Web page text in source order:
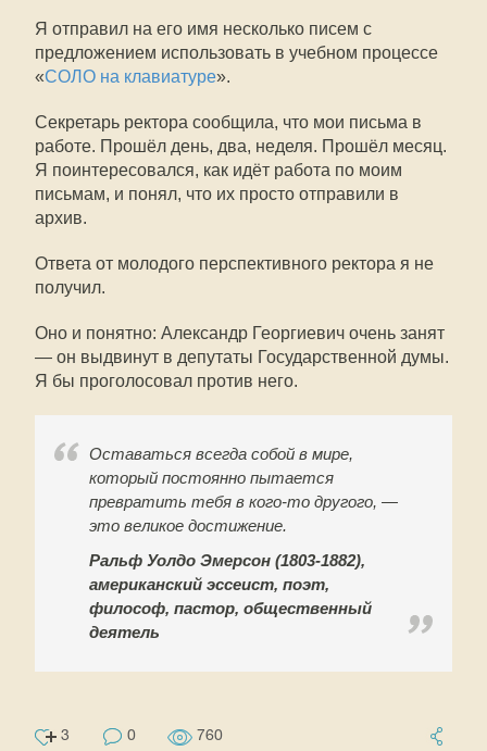
Я отправил на его имя несколько писем с
предложением использовать в учебном процессе
«СОЛО на клавиатуре».
Секретарь ректора сообщила, что мои письма в
работе. Прошёл день, два, неделя. Прошёл месяц.
Я поинтересовался, как идёт работа по моим
письмам, и понял, что их просто отправили в
архив.
Ответа от молодого перспективного ректора я не
получил.
Оно и понятно: Александр Георгиевич очень занят
— он выдвинут в депутаты Государственной думы.
Я бы проголосовал против него.
Оставаться всегда собой в мире,
который постоянно пытается
превратить тебя в кого-то другого, —
это великое достижение.
Ральф Уолдо Эмерсон (1803-1882),
американский эссеист, поэт,
философ, пастор, общественный
деятель
3 0 760